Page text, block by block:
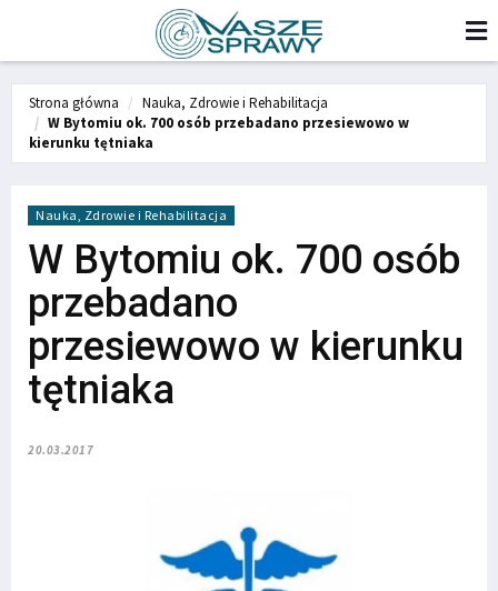
Strona główna
Nauka, Zdrowie i Rehabilitacja
W Bytomiu ok. 700 osób przebadano przesiewowo w
kierunku tętniaka
Nauka, Zdrowie i Rehabilitacja
W Bytomiu ok. 700 osób
przebadano
przesiewowo w kierunku
tętniaka
20.03.2017